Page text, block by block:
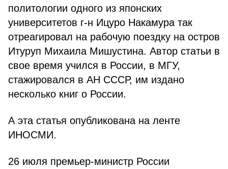
политологии одного из японских
университетов г-н Ицуро Накамура так
отреагировал на рабочую поездку на остров
Итуруп Михаила Мишустина. Автор статьи в
свое время учился в России, в МГУ,
стажировался в АН СССР, им издано
несколько книг о России.
А эта статья опубликована на ленте
ИНОСМИ.
26 июля премьер-министр России